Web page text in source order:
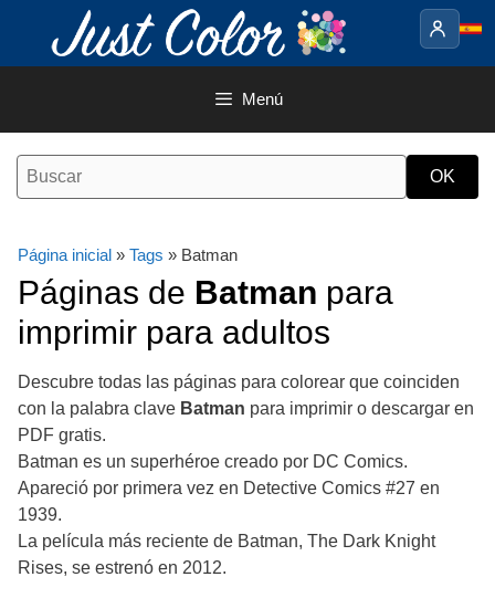
contenido
Menú
Página inicial » Tags » Batman
Páginas de Batman para
imprimir para adultos
Descubre todas las páginas para colorear que coinciden
con la palabra clave Batman para imprimir o descargar en
PDF gratis.
Batman es un superhéroe creado por DC Comics.
Apareció por primera vez en Detective Comics #27 en
1939.
La película más reciente de Batman, The Dark Knight
Rises, se estrenó en 2012.